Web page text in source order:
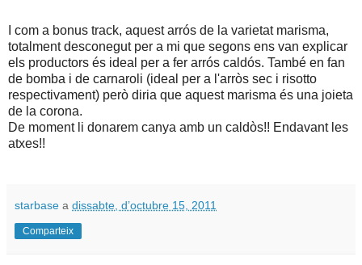
I com a bonus track, aquest arrós de la varietat marisma,
totalment desconegut per a mi que segons ens van explicar
els productors és ideal per a fer arrós caldós. També en fan
de bomba i de carnaroli (ideal per a l'arròs sec i risotto
respectivament) però diria que aquest marisma és una joieta
de la corona.
De moment li donarem canya amb un caldòs!! Endavant les
atxes!!
starbase a dissabte, d’octubre 15, 2011
Comparteix